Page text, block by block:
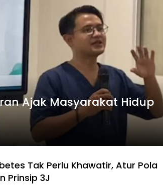
Ajak Masyarakat Hidup
Tak Perlu Khawatir, Atur Pola
Prinsip 3J